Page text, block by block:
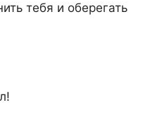
тебя и оберегать